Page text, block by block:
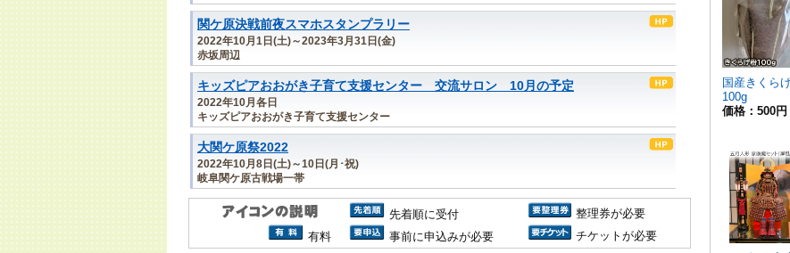
関ケ原決戦前夜スマホスタンプラリー
2022年10月1日(土)～2023年3月31日(金)
赤坂周辺
キッズピアおおがき子育て支援センター 交流サロン 10月の予定
2022年10月各日
キッズピアおおがき子育て支援センター
大関ケ原祭2022
2022年10月8日(土)～10日(月･祝)
岐阜関ケ原古戦場一帯
先着順に受付
整理券が必要
有料
事前に申込みが必要 チケットが必要